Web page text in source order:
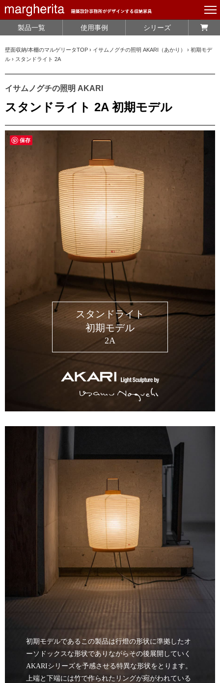
製品一覧 使用事例 シリーズ
壁面収納/本棚のマルゲリータTOP › イサムノグチの照明 AKARI（あかり） › 初期モデ
ル › スタンドライト 2A
イサムノグチの照明 AKARI
スタンドライト 2A 初期モデル
スタンドライト
初期モデル
2A
初期モデルであるこの製品は行燈の形状に準拠したオ
ーソドックスな形状でありながらその後展開していく
AKARIシリーズを予感させる特異な形状をとります。
上端と下端には竹で作られたリングが宛がわれている
保存